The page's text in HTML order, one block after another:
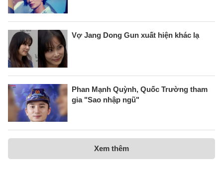
Vợ Jang Dong Gun xuất hiện khác lạ
Phan Mạnh Quỳnh, Quốc Trường tham
gia "Sao nhập ngũ"
Xem thêm